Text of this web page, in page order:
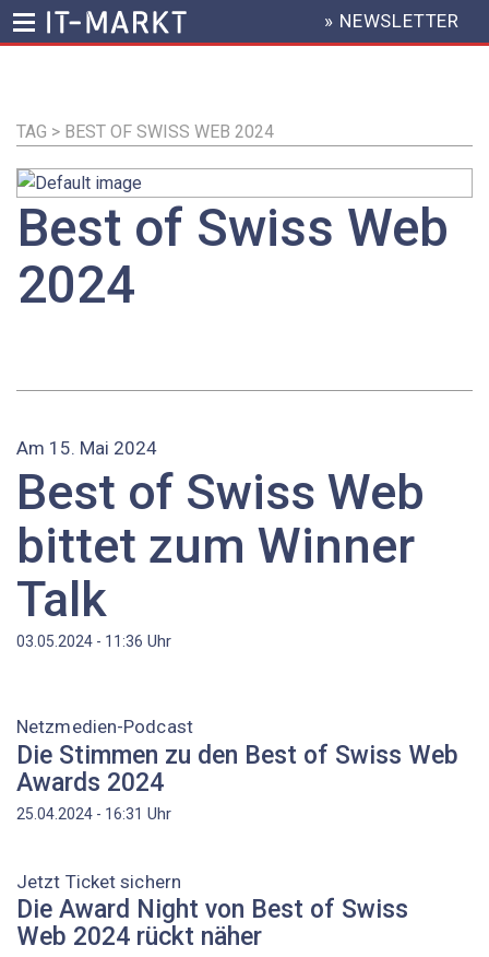
Inhalt
HEADER
MENU
» NEWSLETTER
TAG > BEST OF SWISS WEB 2024
Best of Swiss Web
2024
Am 15. Mai 2024
Best of Swiss Web
bittet zum Winner
Talk
03.05.2024 - 11:36 Uhr
Netzmedien-Podcast
Die Stimmen zu den Best of Swiss Web
Awards 2024
25.04.2024 - 16:31 Uhr
Jetzt Ticket sichern
Die Award Night von Best of Swiss
Web 2024 rückt näher